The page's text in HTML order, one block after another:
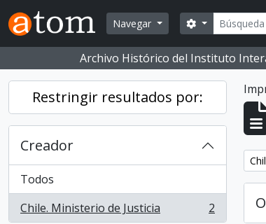
Skip to main content
Navegar
Buscar
Opciones de
Archivo Histórico del Instituto
Restringir resultados por:
Creador
Todos
Chile. Ministerio de Justicia
, 2 resultados 2